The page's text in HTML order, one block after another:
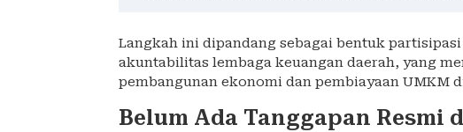
Langkah ini dipandang sebagai bentuk
akuntabilitas lembaga keuangan daerah, yang
pembangunan ekonomi dan pembiayaan UMKM
Belum Ada Tanggapan Resmi